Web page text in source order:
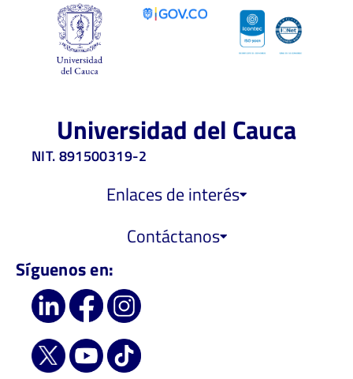
Universidad del Cauca
NIT. 891500319-2
Enlaces de interés
Contáctanos
Síguenos en: